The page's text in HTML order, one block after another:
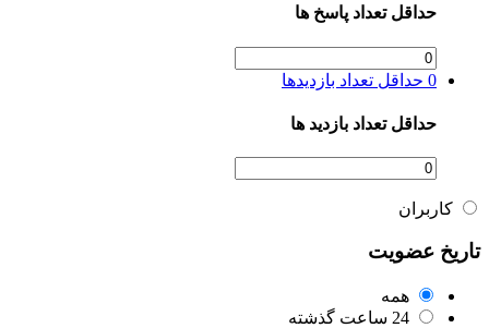
حداقل تعداد پاسخ ها
0 حداقل تعداد بازدیدها
حداقل تعداد بازدید ها
کاربران
تاریخ عضویت
همه
24 ساعت گذشته